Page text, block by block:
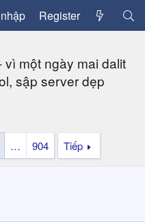
Register
vì một ngày mai dalit
sập server dẹp
… 904 Tiếp